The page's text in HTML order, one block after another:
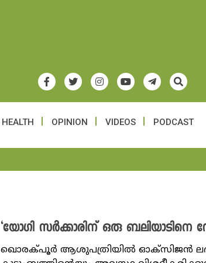
HEALTH OPINION VIDEOS PODCAST
‘യോ​ഗി സർക്കാരിന് ഒരു ബലിയാടിനെ
‌ഖൊരക്പൂർ ആശുപത്രിയിൽ ഓക്സിജൻ